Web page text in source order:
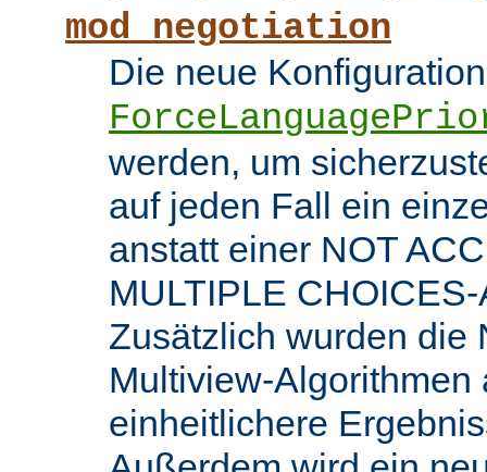
mod_negotiation
Die neue
werden, um
auf jeden Fall ein
anstatt einer NOT
MULTIPLE
Zusätzlich wurden die
Multiview-Algorithmen
einheitlichere